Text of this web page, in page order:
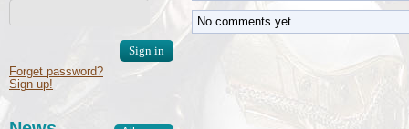
Forget password?
Sign up!
No comments yet.